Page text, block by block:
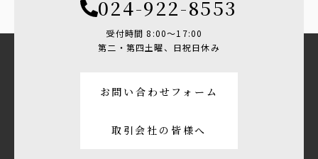
024-922-8553
受付時間 8:00〜17:00
第二・第四土曜、日祝日休み
お問い合わせフォーム
取引会社の皆様へ